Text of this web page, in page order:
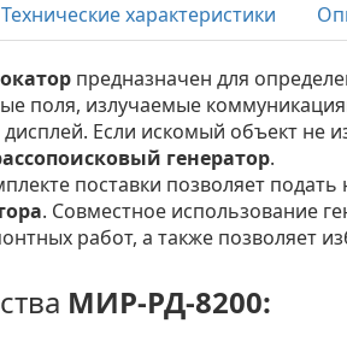
Технические характеристики
предназначен для
поля, излучаемые
Если искомый объект не
генератор.
поставки позволяет
. Совместное использование
работ, а также позволяет
МИР-РД-8200: